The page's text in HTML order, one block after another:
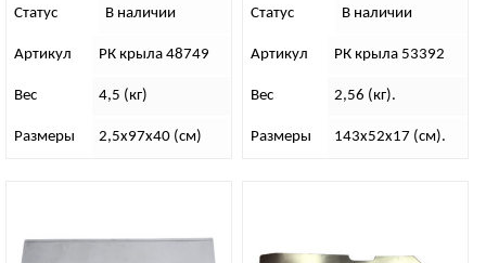
Статус В наличии
Артикул РК крыла 48749
Вес 4,5 (кг)
Размеры 2,5х97х40 (см)
Статус В наличии
Артикул РК крыла 53392
Вес 2,56 (кг).
Размеры 143х52х17 (см).